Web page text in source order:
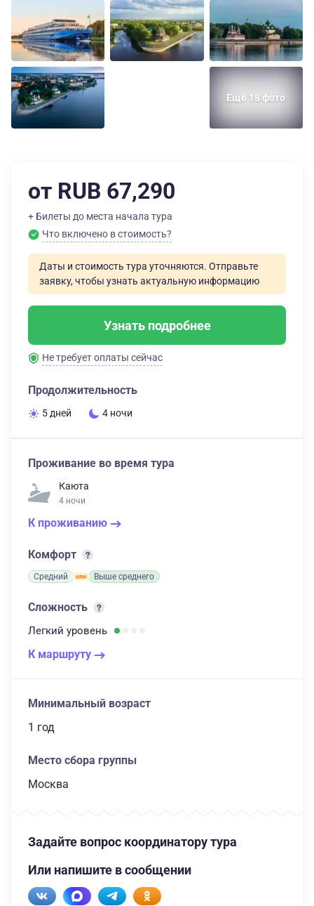
Еще 18 фото
от RUB 67,290
+ Билеты до места начала тура
Что включено в стоимость?
Даты и стоимость тура уточняются. Отправьте
заявку, чтобы узнать актуальную информацию
Узнать подробнее
Не требует оплаты сейчас
Продолжительность
5 дней 4 ночи
Проживание во время тура
Каюта
4 ночи
К проживанию
Комфорт
Средний Выше среднего
Сложность
Легкий уровень
К маршруту
Минимальный возраст
1 год
Место сбора группы
Москва
Задайте вопрос координатору тура
Или напишите в сообщении